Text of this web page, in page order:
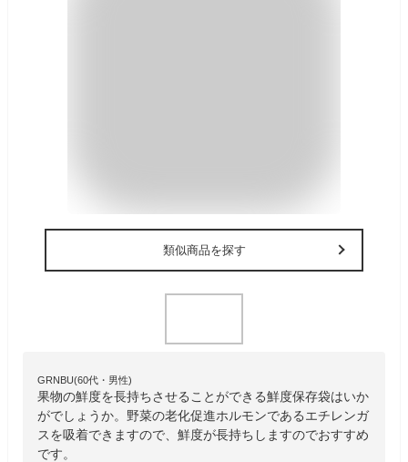
類似商品を探す
GRNBU(60代・男性)
果物の鮮度を長持ちさせることができる鮮度保存袋はいか
がでしょうか。野菜の老化促進ホルモンであるエチレンガ
スを吸着できますので、鮮度が長持ちしますのでおすすめ
です。